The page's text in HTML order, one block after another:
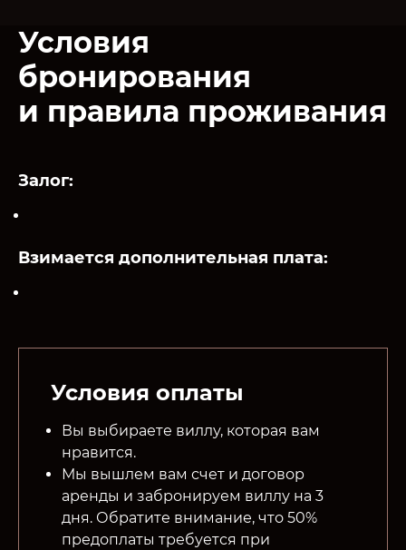
Условия
бронирования
и правила проживания
Залог:
Взимается дополнительная плата:
Условия оплаты
Вы выбираете виллу, которая вам
нравится.
Мы вышлем вам счет и договор
аренды и забронируем виллу на 3
дня. Обратите внимание, что 50%
предоплаты требуется при